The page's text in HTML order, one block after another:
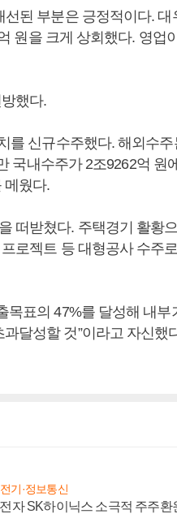
된 부분은 긍정적이다.
원을 크게 상회했다. 영업
했다.
를 신규수주했다. 해외수주
국내수주가 2조9262억 원
메웠다.
떠받쳤다. 주택경기 활황
로젝트 등 대형공사 수주
표의 47%를 달성해 내부
달성할 것”이라고 자신했
기·정보통신
자 SK하이닉스 소극적 주주환